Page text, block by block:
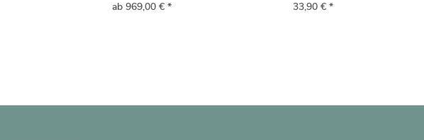
ab 969,00 € * 33,90 € *